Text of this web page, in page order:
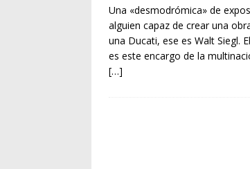
Una «desmodrómica» de
alguien capaz de crear una
una Ducati, ese es Walt Siegl.
es este encargo de la
[…]